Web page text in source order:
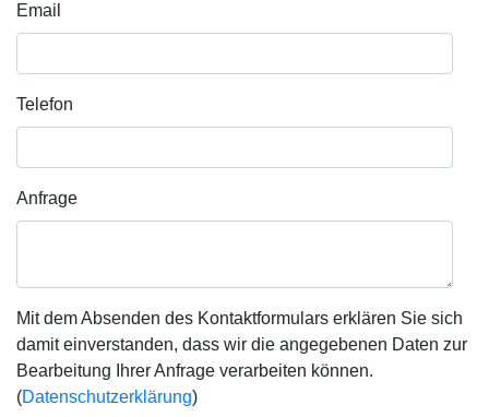
Email
Telefon
Anfrage
Mit dem Absenden des Kontaktformulars erklären Sie sich
damit einverstanden, dass wir die angegebenen Daten zur
Bearbeitung Ihrer Anfrage verarbeiten können.
(Datenschutzerklärung)